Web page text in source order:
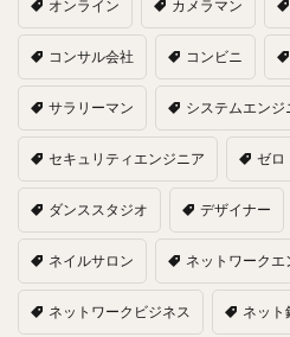
オンライン カメラマン
コンサル会社 コンビニ
サラリーマン システムエンジ
セキュリティエンジニア ゼロ
ダンススタジオ デザイナー
ネイルサロン ネットワークエ
ネットワークビジネス ネット